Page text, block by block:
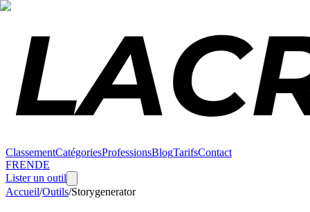
ClassementCatégoriesProfessionsBlogTarifsContact
FRENDE
Lister un outil
Accueil/Outils/Storygenerator